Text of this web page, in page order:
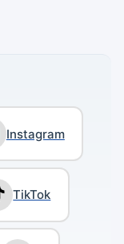
Instagram
TikTok